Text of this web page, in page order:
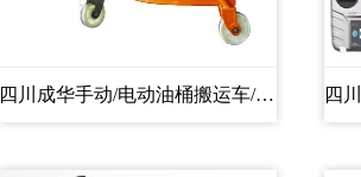
四川成华手动/电动油桶搬运车/油...